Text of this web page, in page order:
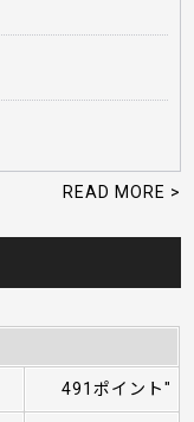
READ MORE >
491ポイント"